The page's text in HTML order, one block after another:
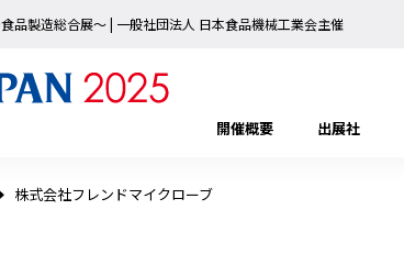
品製造総合展〜 | 一般社団法人 日本食品機械工業会主催
開催概要 出展社
株式会社フレンドマイクローブ